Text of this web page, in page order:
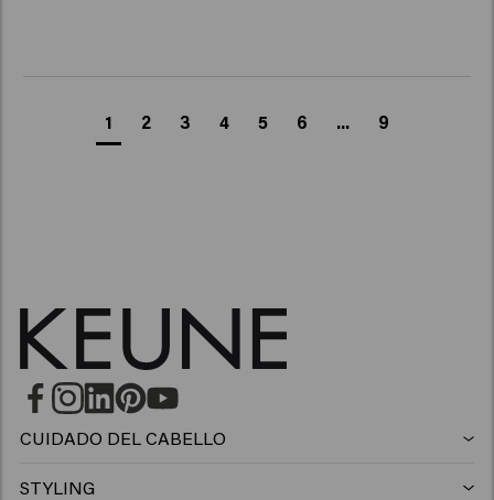
1 2 3 4 5 6 ... 9
CUIDADO DEL CABELLO
STYLING